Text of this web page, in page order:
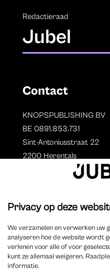
Redactieraad
Jubel
Contact
KNOPSPUBLISHING BV
BE 0891.853.731
Sint-Antoniusstraat 22
2200 Herentals
Auteurs
Overzicht auteurs
Auteur worden?